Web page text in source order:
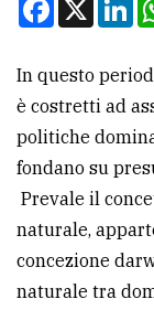
Scrivici
tua
pubblicità
CERCA
In questo
è costretti ad
politiche
fondano su
Prevale il
naturale,
concezione
naturale tra